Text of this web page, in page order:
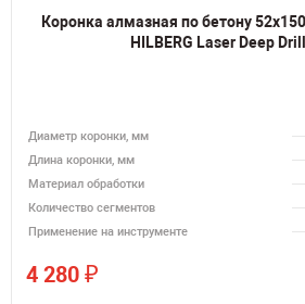
Коронка алмазная по бетону
HILBERG Laser Deep
Диаметр коронки, мм
Длина коронки, мм
Материал обработки
Количество сегментов
Применение на инструменте
4 280 ₽